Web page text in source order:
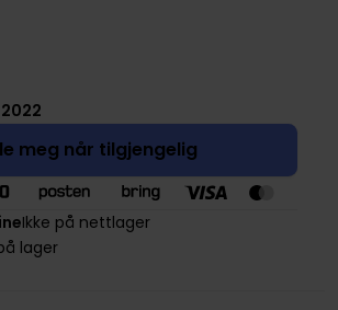
meg når tilgjengelig
Ikke på nettlager
lager